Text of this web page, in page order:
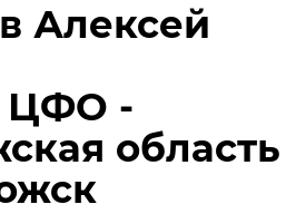
Алексей
ЦФО -
область